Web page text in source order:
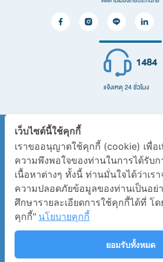
ประกันที่อยู่อาศัยและทรัพย์สิน
คำถามที่พบบ่อย
บริการ
บริการลูกค้าออนไลน์
ต่ออายุประกันออนไลน์
ช่องทางการชำระเงิน
บริการสินไหมประกันภัยรถยนต์
1484
แจ้งเหตุ 24 ชั่วโมง
ผังองค์กร
ใบอนุญาตการประกอบธุรกิจประกันวินาศภัย
หนังสือรับรองการขึ้นทะเบียนอิเล็กทรอนิกส์
การคุ้มครองข้อมูลส่วนบุคคล
นโยบายเกี่ยวกับการใช้งานคุกกี้
มาตรฐานกรอบระยะเวลาสำหรับการให้บริการ
DBD
เว็บไซต์นี้ใช้คุกกี้
เราขออนุญาตใช้คุกกี้ (cookie) เพื่อ
ความพึงพอใจของท่านในการได้รับ
เนื้อหาต่างๆ ทั้งนี้ ท่านมั่นใจได้ว่าเร
ความปลอดภัยข้อมูลของท่านเป็นอย่
ศึกษารายละเอียดการใช้คุกกี้ได้ที่ โ
คุกกี้" นโยบายคุกกี้
ยอมรับทั้งหมด